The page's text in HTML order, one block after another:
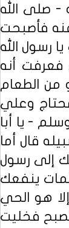
- صلى الله
فأصبحت
رسول الله
فعرفت أنه
من الطعام
وعلي
- يا أبا
قال أما
إلى رسول
ينفعك
هو الحي
فخليت